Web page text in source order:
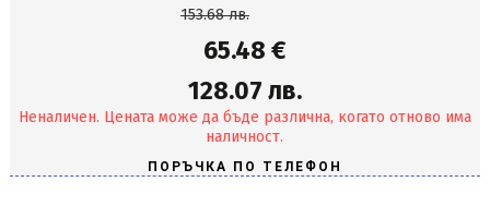
153.68 лв.
65.48 €
128.07 лв.
Неналичен. Цената може да бъде различна, когато отново има
наличност.